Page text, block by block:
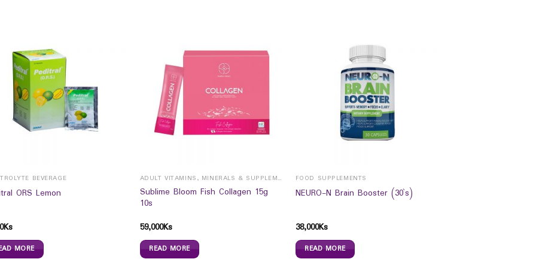
BEVERAGE
ORS Lemon
Ks
MORE
ADULT VITAMINS, MINERALS & SUPPLEMENTS
Sublime Bloom Fish Collagen 15g
10s
59,000Ks
READ MORE
FOOD SUPPLEMENTS
NEURO-N Brain Booster (30`s)
38,000Ks
READ MORE